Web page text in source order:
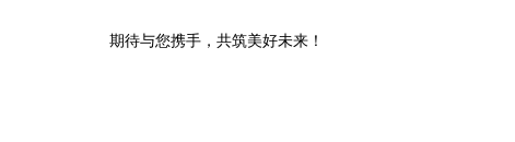
期待与您携手，共筑美好未来！